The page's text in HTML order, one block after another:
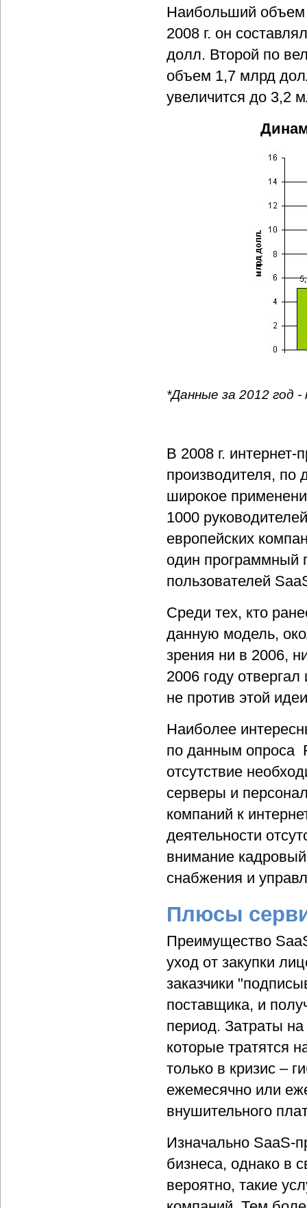
Наибольший объем
2008 г. он
долл. Второй по
объем 1,7 млрд
увеличится до 3,2
*Данные за 2012 год -
В 2008 г.
производителя, по
широкое
1000
европейских
один программный
пользователей
Среди тех, кто
данную модель,
зрения ни в 2006,
2006 году
не против этой
Наиболее
по данным опроса
отсутствие
серверы и
компаний к
деятельности
внимание кадровый
снабжения и
Плюсы
Преимущество
уход от закупки
заказчики
поставщика, и
период. Затраты
которые тратятся
только в кризис –
ежемесячно или
внушительного
Изначально SaaS-
бизнеса, однако в
вероятно, такие